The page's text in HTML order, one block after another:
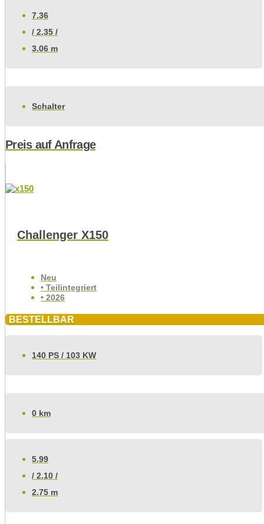
7.36
/ 2.35 /
3.06 m
Schalter
Preis auf Anfrage
Challenger X150
Neu
• Teilintegriert
• 2026
BESTELLBAR
140 PS / 103 KW
0 km
5.99
/ 2.10 /
2.75 m